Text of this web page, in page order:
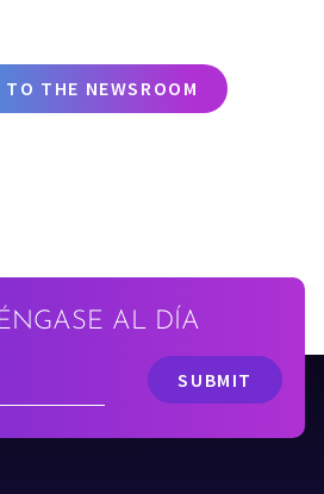
TO THE NEWSROOM
AL DÍA